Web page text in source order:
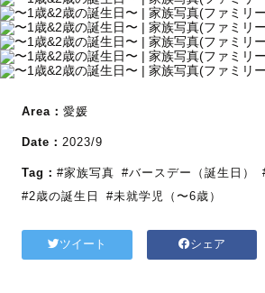
Area： 愛媛
Date： 2023/9
Tag： #家族写真 #バースデー（誕生日）
#2歳の誕生日
#未就学児（〜6歳）
ツイート シェア